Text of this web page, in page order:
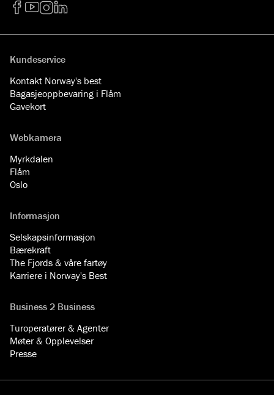
Kundeservice
Kontakt Norway's best
Bagasjeoppbevaring i Flåm
Gavekort
Webkamera
Myrkdalen
Flåm
Oslo
Informasjon
Selskapsinformasjon
Bærekraft
The Fjords & våre fartøy
Karriere i Norway's Best
Business 2 Business
Turoperatører & Agenter
Møter & Opplevelser
Presse